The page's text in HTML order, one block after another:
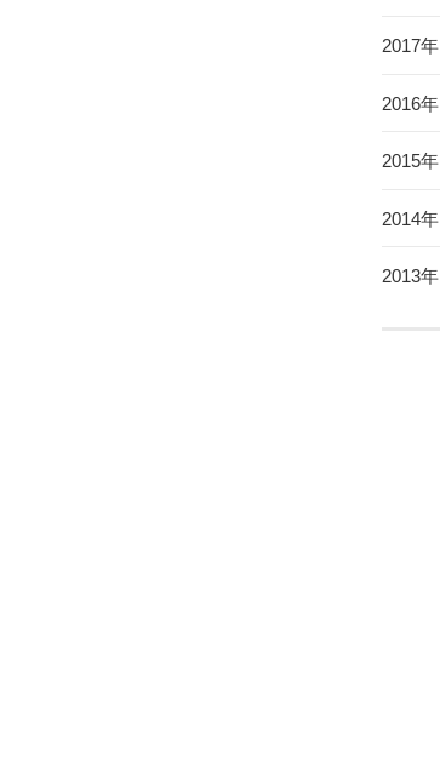
2017年
2016年
2015年
2014年
2013年